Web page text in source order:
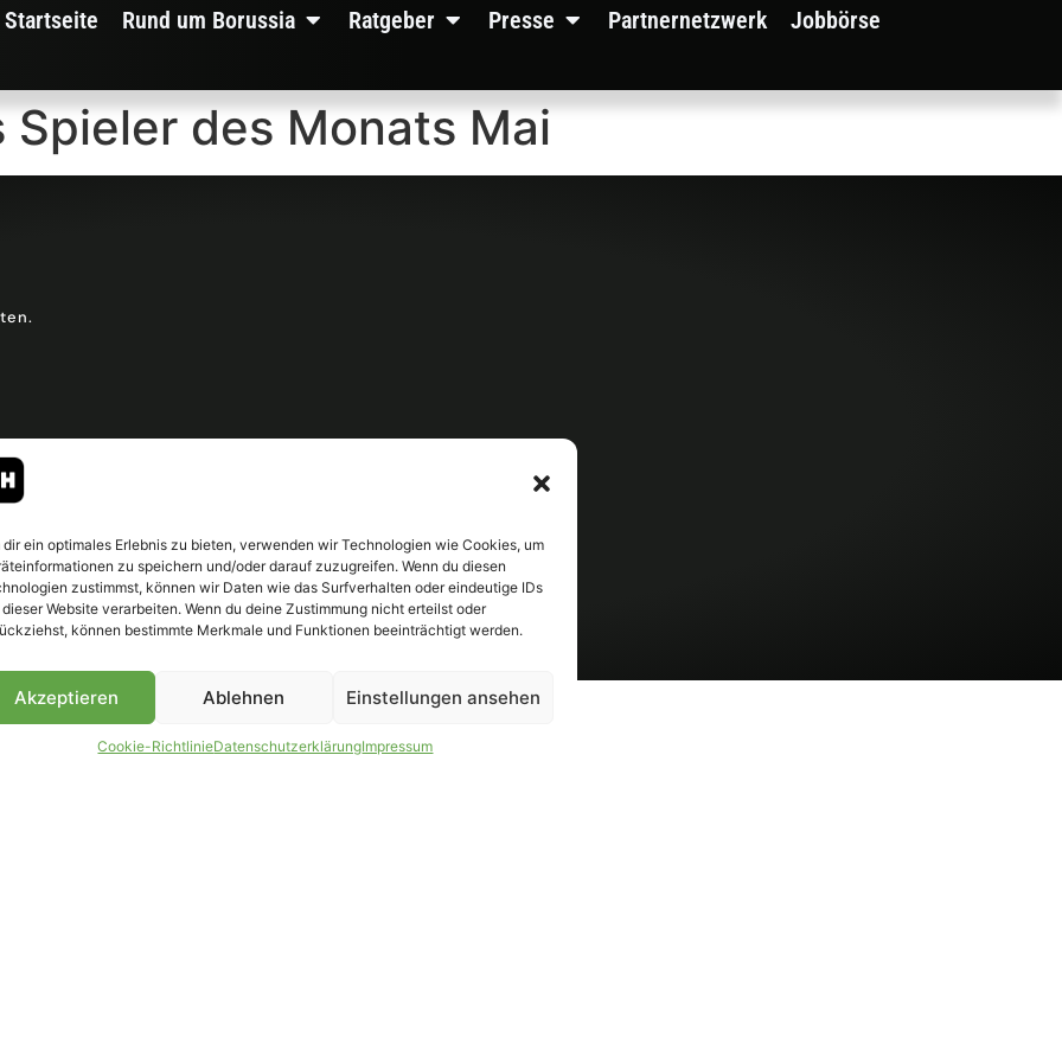
dir ein optimales Erlebnis zu bieten, verwenden wir Technologien wie Cookies, um
zu speichern und/oder darauf zuzugreifen. Wenn du diesen
zustimmst, können wir Daten wie das Surfverhalten oder eindeutige IDs
Website verarbeiten. Wenn du deine Zustimmung nicht erteilst oder
können bestimmte Merkmale und Funktionen beeinträchtigt werden.
Akzeptieren Ablehnen Einstellungen ansehen
Cookie-RichtlinieDatenschutzerklärungImpressum
Startseite Rund um Borussia Ratgeber Presse Partnernetzwerk Jobbörse
Spieler des Monats Mai